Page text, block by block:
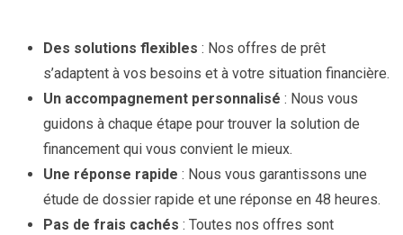
Des solutions flexibles : Nos offres de prêt
s’adaptent à vos besoins et à votre situation financière.
Un accompagnement personnalisé : Nous vous
guidons à chaque étape pour trouver la solution de
financement qui vous convient le mieux.
Une réponse rapide : Nous vous garantissons une
étude de dossier rapide et une réponse en 48 heures.
Pas de frais cachés : Toutes nos offres sont